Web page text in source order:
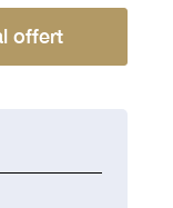
offert